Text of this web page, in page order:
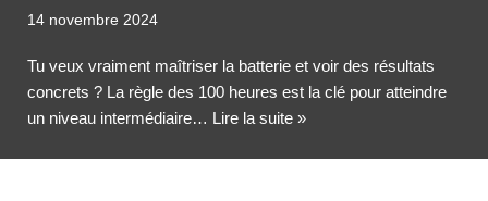
14 novembre 2024
Tu veux vraiment maîtriser la batterie et voir des résultats
concrets ? La règle des 100 heures est la clé pour atteindre
un niveau intermédiaire… Lire la suite »